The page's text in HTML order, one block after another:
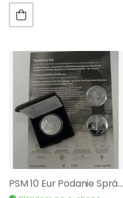
PSM 10 Eur Podanie Správy o vyhladzovacích táboroch Auschwitz a Birkenau + Pamätný list 2024